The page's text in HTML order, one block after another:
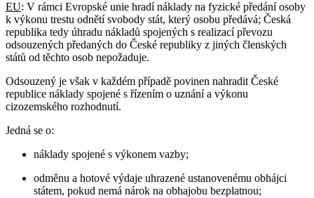
EU: V rámci Evropské unie hradí náklady na fyzické předání osoby
k výkonu trestu odnětí svobody stát, který osobu předává; Česká
republika tedy úhradu nákladů spojených s realizací převozu
odsouzených předaných do České republiky z jiných členských
států od těchto osob nepožaduje.
Odsouzený je však v každém případě povinen nahradit České
republice náklady spojené s řízením o uznání a výkonu
cizozemského rozhodnutí.
Jedná se o:
náklady spojené s výkonem vazby;
odměnu a hotové výdaje uhrazené ustanovenému obhájci
státem, pokud nemá nárok na obhajobu bezplatnou;